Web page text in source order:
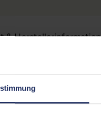
&
(Der
digital hinterlegt)